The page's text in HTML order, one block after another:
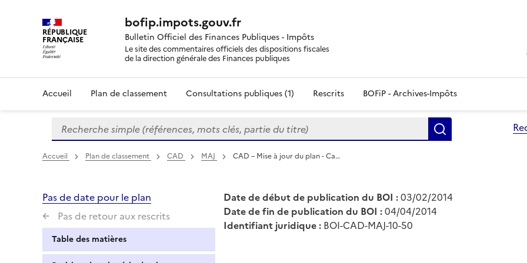
RÉPUBLIQUE
FRANÇAISE
bofip.impots.gouv.fr
Bulletin Officiel des Finances Publiques - Impôts
Le site des commentaires officiels des dispositions fiscales
de la direction générale des Finances publiques
Accueil Plan de classement Consultations publiques (1) Rescrits BOFiP - Archives-Impôts
Formulaire
de
recherche
Recherche simple (références, mots clés, partie du titre)
Accueil Plan de classement CAD MAJ CAD – Mise à jour du plan - Ca…
Pas de date pour le plan
Pas de retour aux rescrits
Table des matières
Date de début de publication du BOI :03/02/2014
Date de fin de publication du BOI :04/04/2014
Identifiant juridique : BOI-CAD-MAJ-10-50